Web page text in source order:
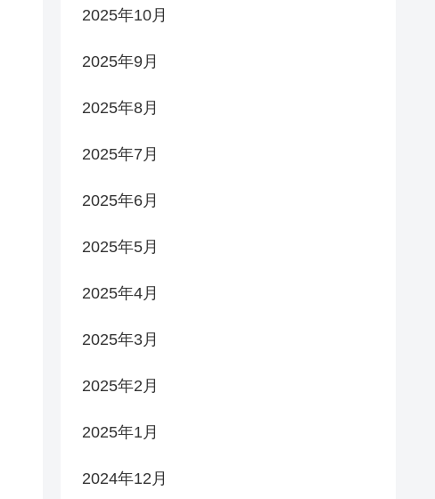
2025年10月
2025年9月
2025年8月
2025年7月
2025年6月
2025年5月
2025年4月
2025年3月
2025年2月
2025年1月
2024年12月